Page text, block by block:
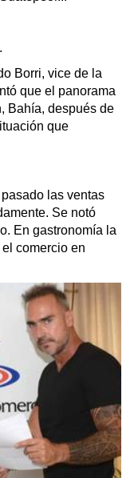
Borri, vice de la
que el panorama
Bahía, después de
que
las ventas
Se notó
En gastronomía la
comercio en